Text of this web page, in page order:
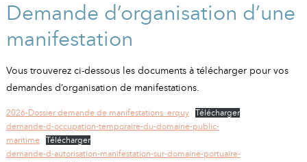
Demande d’organisation d’une
manifestation
Vous trouverez ci-dessous les documents à télécharger pour vos
demandes d’organisation de manifestations.
2026-Dossier demande de manifestations_erquy
Télécharger
demande-d-occupation-temporaire-du-domaine-public-
maritime
Télécharger
demande-d-autorisation-manifestation-sur-domaine-portuaire-